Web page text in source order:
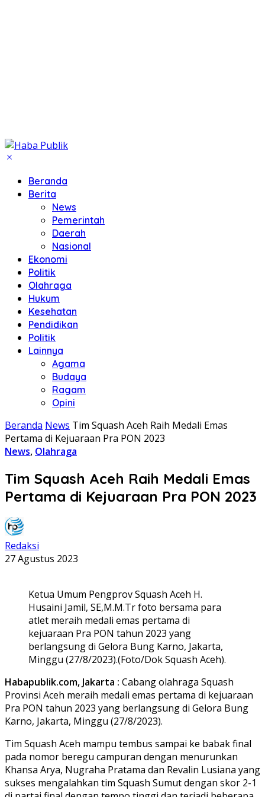
Beranda
Berita
News
Pemerintah
Daerah
Nasional
Ekonomi
Politik
Olahraga
Hukum
Kesehatan
Pendidikan
Politik
Lainnya
Agama
Budaya
Ragam
Opini
Beranda News Tim Squash Aceh Raih Medali Emas
Pertama di Kejuaraan Pra PON 2023
News, Olahraga
Tim Squash Aceh Raih Medali Emas
Pertama di Kejuaraan Pra PON 2023
Redaksi
27 Agustus 2023
Ketua Umum Pengprov Squash Aceh H.
Husaini Jamil, SE,M.M.Tr foto bersama para
atlet meraih medali emas pertama di
kejuaraan Pra PON tahun 2023 yang
berlangsung di Gelora Bung Karno, Jakarta,
Minggu (27/8/2023).(Foto/Dok Squash Aceh).
Habapublik.com, Jakarta : Cabang olahraga Squash
Provinsi Aceh meraih medali emas pertama di kejuaraan
Pra PON tahun 2023 yang berlangsung di Gelora Bung
Karno, Jakarta, Minggu (27/8/2023).
Tim Squash Aceh mampu tembus sampai ke babak final
pada nomor beregu campuran dengan menurunkan
Khansa Arya, Nugraha Pratama dan Revalin Lusiana yang
sukses mengalahkan tim Squash Sumut dengan skor 2-1